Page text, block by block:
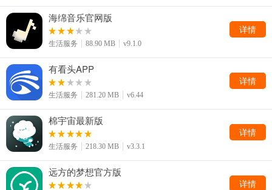
海绵音乐官网版
生活服务 88.90 MB v9.1.0
详情
有看头APP
生活服务 281.20 MB v6.44
详情
棉宇宙最新版
生活服务 218.30 MB v3.3.1
详情
远方的梦想官方版
详情